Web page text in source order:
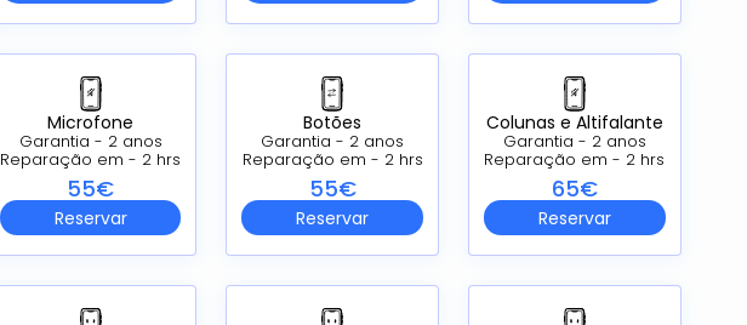
Microfone
Garantia - 2 anos
Reparação em - 2 hrs
55€
Reservar
Botões
Garantia - 2 anos
Reparação em - 2 hrs
55€
Reservar
Colunas e Altifalante
Garantia - 2 anos
Reparação em - 2 hrs
65€
Reservar